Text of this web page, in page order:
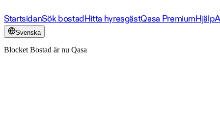
StartsidanSök bostadHitta hyresgästQasa PremiumHjälp
Svenska
Blocket Bostad är nu Qasa